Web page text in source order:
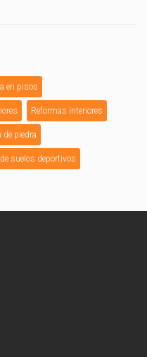
en pisos
Reformas interiores
de piedra
suelos deportivos